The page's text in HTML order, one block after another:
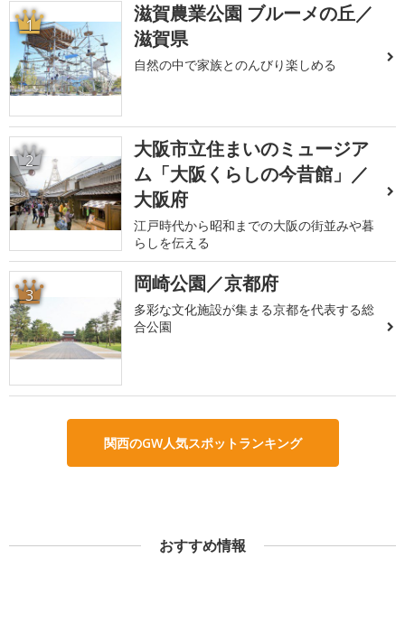
1
滋賀農業公園 ブルーメの丘／
滋賀県
自然の中で家族とのんびり楽しめる
2
大阪市立住まいのミュージア
ム「大阪くらしの今昔館」／
大阪府
江戸時代から昭和までの大阪の街並みや暮
らしを伝える
3 岡崎公園／京都府
多彩な文化施設が集まる京都を代表する総
合公園
関西のGW人気スポットランキング
おすすめ情報